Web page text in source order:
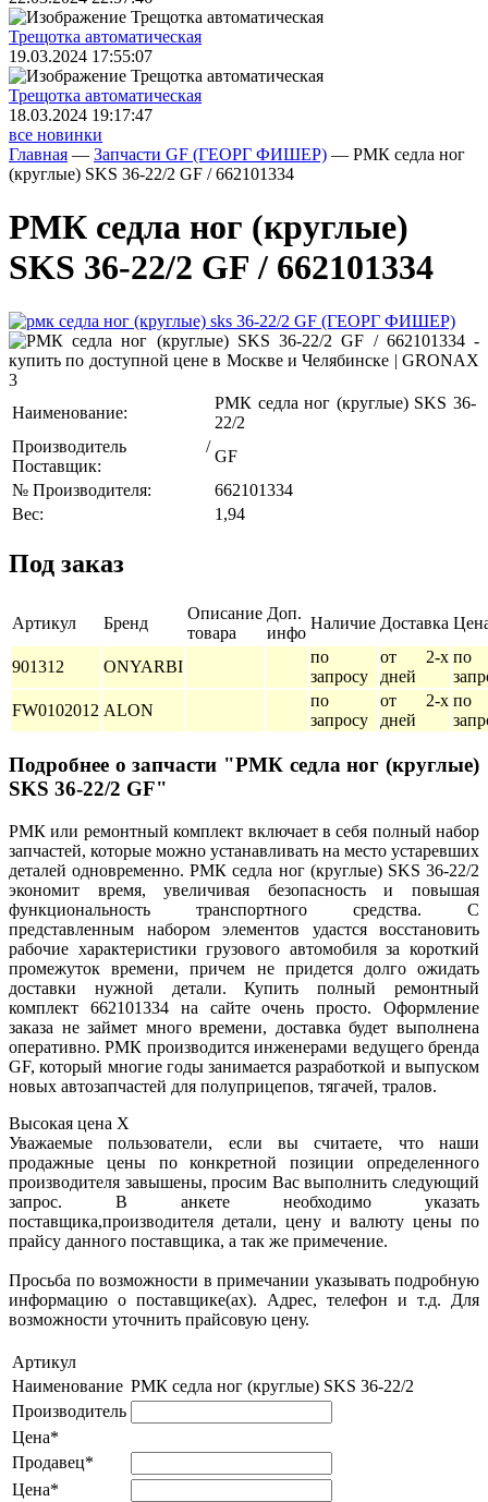
Трещoтка автоматическая
19.03.2024 17:55:07
Трещoтка автоматическая
18.03.2024 19:17:47
все новинки
Главная — Запчасти GF (ГЕОРГ ФИШЕР) — РМК седла ног
(круглые) SKS 36-22/2 GF / 662101334
РМК седла ног (круглые)
SKS 36-22/2 GF / 662101334
Наименование:
РМК седла ног (круглые) SKS 36-
22/2
Производитель /
Поставщик:
GF
№ Производителя:
662101334
Вес:
1,94
Под заказ
Артикул Бренд
Описание
товара
Доп.
инфо
Наличие Доставка
901312 ONYARBI
по
запросу
от 2-х
дней
по
FW0102012 ALON
по
запросу
от 2-х
дней
по
Подробнее о запчасти "РМК седла ног (круглые)
SKS 36-22/2 GF"
РМК или ремонтный комплект включает в себя полный набор
запчастей, которые можно устанавливать на место устаревших
деталей одновременно. РМК седла ног (круглые) SKS 36-22/2
экономит время, увеличивая безопасность и повышая
функциональность транспортного средства. С
представленным набором элементов удастся восстановить
рабочие характеристики грузового автомобиля за короткий
промежуток времени, причем не придется долго ожидать
доставки нужной детали. Купить полный ремонтный
комплект 662101334 на сайте очень просто. Оформление
заказа не займет много времени, доставка будет выполнена
оперативно. РМК производится инженерами ведущего бренда
GF, который многие годы занимается разработкой и выпуском
новых автозапчастей для полуприцепов, тягачей, тралов.
Высокая цена X
Уважаемые пользователи, если вы считаете, что наши
продажные цены по конкретной позиции определенного
производителя завышены, просим Вас выполнить следующий
запрос. В анкете необходимо указать
поставщика,производителя детали, цену и валюту цены по
прайсу данного поставщика, а так же примечение.
Просьба по возможности в примечании указывать подробную
информацию о поставщике(ах). Адрес, телефон и т.д. Для
возможности уточнить прайсовую цену.
Артикул
Наименование РМК седла ног (круглые) SKS 36-22/2
Производитель
Цена*
Продавец*
Цена*